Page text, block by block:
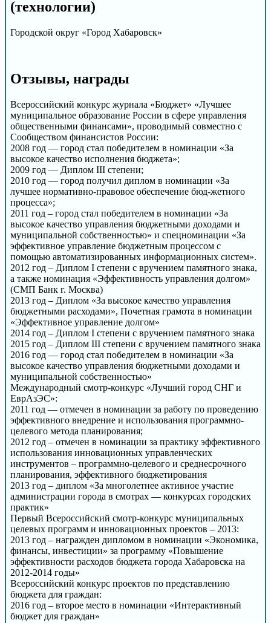
(технологии)
Городской округ «Город Хабаровск»
Отзывы, награды
Всероссийский конкурс журнала «Бюджет» «Лучшее
муниципальное образование России в сфере управления
общественными финансами», проводимый совместно с
Сообществом финансистов России:
2008 год — город стал победителем в номинации «За
высокое качество исполнения бюджета»;
2009 год — Диплом III степени;
2010 год — город получил диплом в номинации «За
лучшее нормативно-правовое обеспечение бюд-жетного
процесса»;
2011 год – город стал победителем в номинации «За
высокое качество управления бюджетными доходами и
муниципальной собственностью» и спецноминации «За
эффективное управление бюджетным процессом с
помощью автоматизированных информационных систем».
2012 год – Диплом I степени с вручением памятного знака,
а также номинация «Эффективность управления долгом»
(СМП Банк г. Москва)
2013 год – Диплом «За высокое качество управления
бюджетными расходами», Почетная грамота в номинации
«Эффективное управление долгом»
2014 год – Диплом I степени с вручением памятного знака
2015 год – Диплом III степени с вручением памятного знака
2016 год — город стал победителем в номинации «За
высокое качество управления бюджетными доходами и
муниципальной собственностью»
Международный смотр-конкурс «Лучший город СНГ и
ЕврАзЭС»:
2011 год — отмечен в номинации за работу по проведению
эффективного внедрение и использования программно-
целевого метода планирования;
2012 год – отмечен в номинации за практику эффективного
использования инновационных управленческих
инструментов – программно-целевого и среднесрочного
планирования, эффективного бюджетирования
2013 год – диплом «За многолетнее активное участие
администрации города в смотрах — конкурсах городских
практик»
Первый Всероссийский смотр-конкурс муниципальных
целевых программ и инновационных проектов – 2013:
2013 год – награжден дипломом в номинации «Экономика,
финансы, инвестиции» за программу «Повышение
эффективности расходов бюджета города Хабаровска на
2012-2014 годы»
Всероссийский конкурс проектов по представлению
бюджета для граждан:
2016 год – второе место в номинации «Интерактивный
бюджет для граждан»